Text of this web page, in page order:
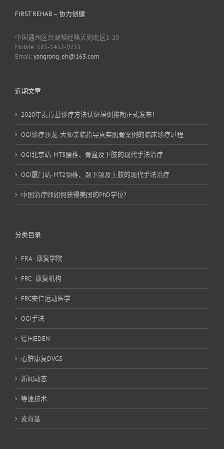
FIRST REHAB – 协力创健
中国通州区台湖镇经略天则北区1-20
Mobile: 185-1452-9233
Email:yangrong_eh@163.com
近期文章
2020年麦肯基诊疗方法认证培训排期正式发布！
OGI诊疗沙龙-大师亲临指导真实肌骨案例的临床诊疗过程
OGI北京站-MT3腰椎、骨盆及下肢的现代手法治疗
OGI厦门站-MT2颈椎、颞下颌及上肢的现代手法治疗
中国治疗师如何获得美国的PhD学位?
分类目录
FRA · 康复学院
FRC · 康复机构
FRC安仁运动医学
OGI手法
德国EDEN
心脏康复DVGS
新闻动态
等速技术
麦肯基